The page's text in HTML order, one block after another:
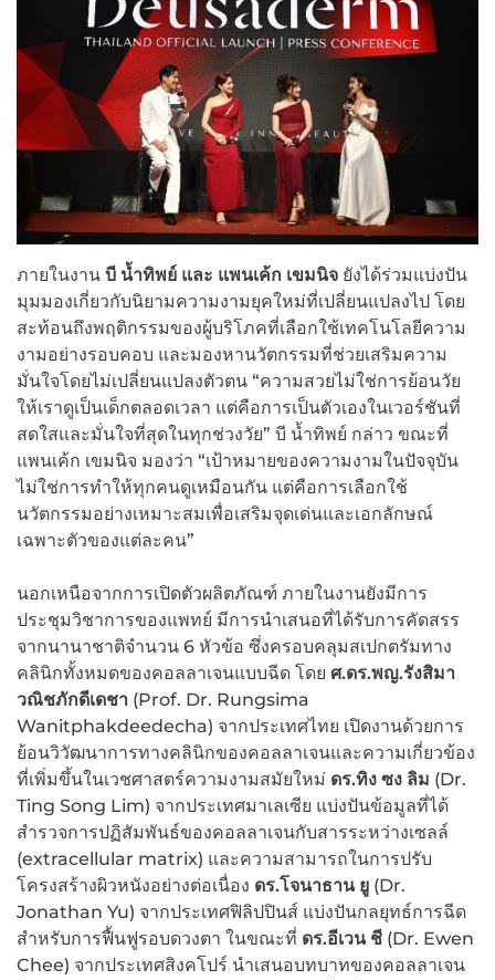
ภายในงาน บี น้ำทิพย์ และ แพนเค้ก เขมนิจ ยังได้ร่วมแบ่งปัน
มุมมองเกี่ยวกับนิยามความงามยุคใหม่ที่เปลี่ยนแปลงไป โดย
สะท้อนถึงพฤติกรรมของผู้บริโภคที่เลือกใช้เทคโนโลยีความ
งามอย่างรอบคอบ และมองหานวัตกรรมที่ช่วยเสริมความ
มั่นใจโดยไม่เปลี่ยนแปลงตัวตน “ความสวยไม่ใช่การย้อนวัย
ให้เราดูเป็นเด็กตลอดเวลา แต่คือการเป็นตัวเองในเวอร์ชันที่
สดใสและมั่นใจที่สุดในทุกช่วงวัย” บี น้ำทิพย์ กล่าว ขณะที่
แพนเค้ก เขมนิจ มองว่า “เป้าหมายของความงามในปัจจุบัน
ไม่ใช่การทำให้ทุกคนดูเหมือนกัน แต่คือการเลือกใช้
นวัตกรรมอย่างเหมาะสมเพื่อเสริมจุดเด่นและเอกลักษณ์
เฉพาะตัวของแต่ละคน”
นอกเหนือจากการเปิดตัวผลิตภัณฑ์ ภายในงานยังมีการ
ประชุมวิชาการของแพทย์ มีการนำเสนอที่ได้รับการคัดสรร
จากนานาชาติจำนวน 6 หัวข้อ ซึ่งครอบคลุมสเปกตรัมทาง
คลินิกทั้งหมดของคอลลาเจนแบบฉีด โดย ศ.ดร.พญ.รังสิมา
วณิชภักดีเดชา (Prof. Dr. Rungsima
Wanitphakdeedecha) จากประเทศไทย เปิดงานด้วยการ
ย้อนวิวัฒนาการทางคลินิกของคอลลาเจนและความเกี่ยวข้อง
ที่เพิ่มขึ้นในเวชศาสตร์ความงามสมัยใหม่ ดร.ทิง ซง ลิม (Dr.
Ting Song Lim) จากประเทศมาเลเซีย แบ่งปันข้อมูลที่ได้
สำรวจการปฏิสัมพันธ์ของคอลลาเจนกับสารระหว่างเซลล์
(extracellular matrix) และความสามารถในการปรับ
โครงสร้างผิวหนังอย่างต่อเนื่อง ดร.โจนาธาน ยู (Dr.
Jonathan Yu) จากประเทศฟิลิปปินส์ แบ่งปันกลยุทธ์การฉีด
สำหรับการฟื้นฟูรอบดวงตา ในขณะที่ ดร.อีเวน ชี (Dr. Ewen
Chee) จากประเทศสิงคโปร์ นำเสนอบทบาทของคอลลาเจน